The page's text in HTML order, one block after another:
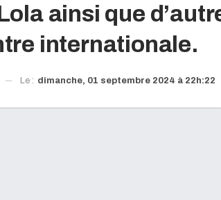
ainsi que
internationale.
Le : dimanche, 01 septembre 2024 à 22h:22